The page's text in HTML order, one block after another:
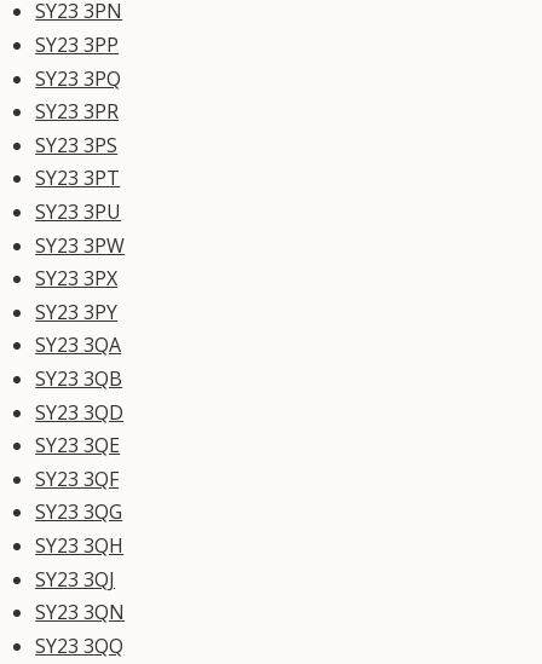
SY23 3PN
SY23 3PP
SY23 3PQ
SY23 3PR
SY23 3PS
SY23 3PT
SY23 3PU
SY23 3PW
SY23 3PX
SY23 3PY
SY23 3QA
SY23 3QB
SY23 3QD
SY23 3QE
SY23 3QF
SY23 3QG
SY23 3QH
SY23 3QJ
SY23 3QN
SY23 3QQ